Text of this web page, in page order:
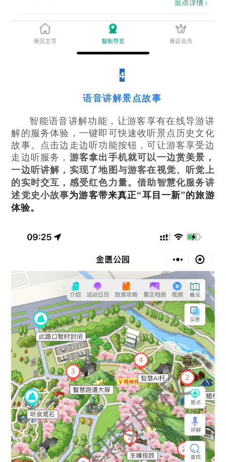
4
语音讲解景点故事
智能语音讲解功能，让游客享有在线导游讲
解的服务体验，一键即可快速收听景点历史文化
故事。点击边走边听功能按钮，可让游客享受边
走边听服务， 游客拿出手机就可以一边赏美景，
一边听讲解，实现了地图与游客在视觉、听觉上
的实时交互，感受红色力量。借助智慧化服务讲
述党史小故事为游客带来真正“耳目一新”的旅游
体验。